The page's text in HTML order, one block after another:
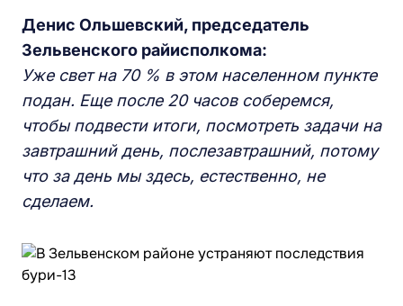
Денис Ольшевский, председатель
Зельвенского райисполкома:
Уже свет на 70 % в этом населенном пункте
подан. Еще после 20 часов соберемся,
чтобы подвести итоги, посмотреть задачи на
завтрашний день, послезавтрашний, потому
что за день мы здесь, естественно, не
сделаем.